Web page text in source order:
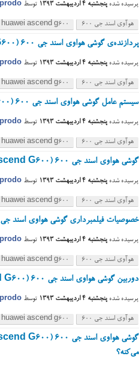
پرسیده شده پنجشنبه ۴ اردیبهشت ۱۳۹۳ توسط prodo
هوآوی اسند جی ۶۰۰ huawei ascend g600
پردازنده‌ی گوشی هواوی اسند جی ۶۰۰ (Huawei Ascend G600) چیست؟
پرسیده شده پنجشنبه ۴ اردیبهشت ۱۳۹۳ توسط prodo
هوآوی اسند جی ۶۰۰ huawei ascend g600
سیستم عامل گوشی هواوی اسند جی ۶۰۰ (Huawei Ascend G600) چیست؟
پرسیده شده پنجشنبه ۴ اردیبهشت ۱۳۹۳ توسط prodo
هوآوی اسند جی ۶۰۰ huawei ascend g600
گوشی هواوی اسند جی ۶۰۰ (Huawei Ascend G600) دوربین دوم داره؟
پرسیده شده پنجشنبه ۴ اردیبهشت ۱۳۹۳ توسط prodo
هوآوی اسند جی ۶۰۰ huawei ascend g600
خصوصیات فیلمبرداری گوشی هواوی اسند جی ۶۰۰ (Huawei Ascend G600) چیست؟
پرسیده شده پنجشنبه ۴ اردیبهشت ۱۳۹۳ توسط prodo
هوآوی اسند جی ۶۰۰ huawei ascend g600
دوربین گوشی هواوی اسند جی ۶۰۰ (Huawei Ascend G600) چه خصوصیاتی داره؟
پرسیده شده پنجشنبه ۴ اردیبهشت ۱۳۹۳ توسط prodo
هوآوی اسند جی ۶۰۰ huawei ascend g600
می‌کنه؟